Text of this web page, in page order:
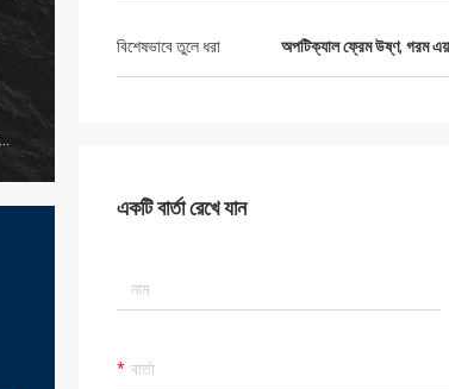
আমি আমাদের অপটিক্যাল যন্ত্র ব্যবসায়ের জন্য 10 টিরও বেশি
বিশেষভাবে তুলে ধরা অপটিক্যাল ফ্রেম উষ্ণ, গরম
একটি বার্তা রেখে যান